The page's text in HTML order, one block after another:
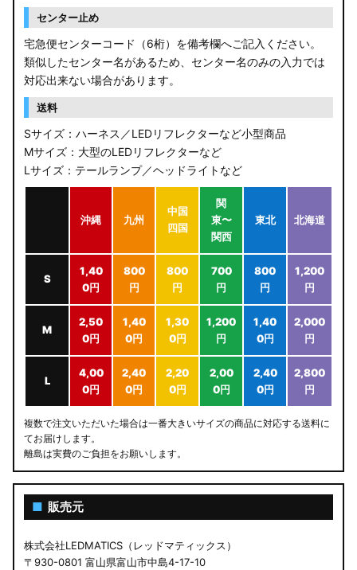
センター止め
宅急便センターコード（6桁）を備考欄へご記入ください。
類似したセンター名があるため、センター名のみの入力では
対応出来ない場合があります。
送料
Sサイズ：ハーネス／LEDリフレクターなど小型商品
Mサイズ：大型のLEDリフレクターなど
Lサイズ：テールランプ／ヘッドライトなど
沖縄 九州
中国
四国
関
東〜
関西
東北 北海道
S
1,40
0円
800
円
800
円
700
円
800
円
1,200
円
M
2,50
0円
1,40
0円
1,30
0円
1,200
円
1,40
0円
2,000
円
L
4,00
0円
2,40
0円
2,20
0円
2,00
0円
2,40
0円
2,800
円
複数で注文いただいた場合は一番大きいサイズの商品に対応する送料に
てお届けします。
離島は実費のご負担をお願いします。
■ 販売元
株式会社LEDMATICS（レッドマティックス）
〒930-0801 富山県富山市中島4-17-10